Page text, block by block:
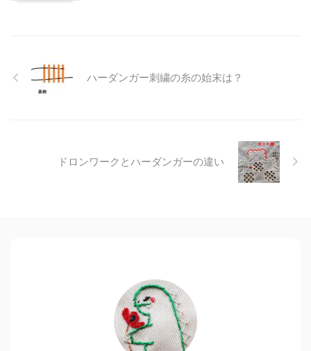
ハーダンガー刺繍の糸の始末は？
ドロンワークとハーダンガーの違い